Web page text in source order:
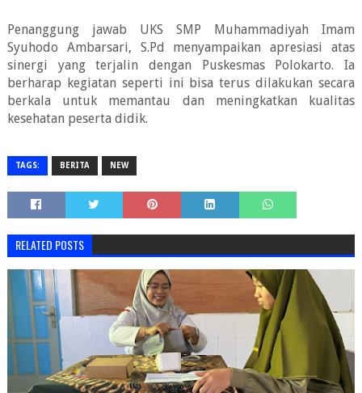
Penanggung jawab UKS SMP Muhammadiyah Imam
Syuhodo Ambarsari, S.Pd menyampaikan apresiasi atas
sinergi yang terjalin dengan Puskesmas Polokarto. Ia
berharap kegiatan seperti ini bisa terus dilakukan secara
berkala untuk memantau dan meningkatkan kualitas
kesehatan peserta didik.
TAGS: BERITA NEW
RELATED POSTS